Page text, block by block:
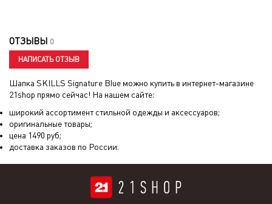
ОТЗЫВЫ 0
НАПИСАТЬ ОТЗЫВ
Шапка SKILLS Signature Blueможно купить в интернет-магазине
21shop прямо сейчас! На нашем сайте:
широкий ассортимент стильной одежды и аксессуаров;
оригинальные товары;
цена 1490 руб;
доставка заказов по России.